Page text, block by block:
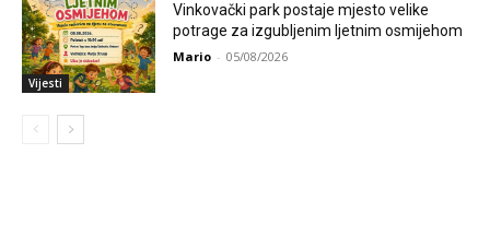
Vijesti
Vinkovački park postaje mjesto velike
potrage za izgubljenim ljetnim osmijehom
Mario - 05/08/2026